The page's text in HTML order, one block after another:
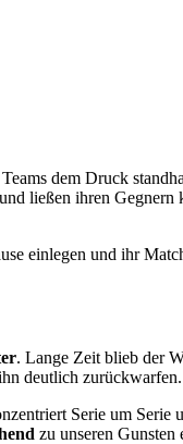
dem Druck
ließen ihren
einlegen und ihr
. Lange Zeit blieb der
deutlich zurückwarfen.
Serie um Serie
zu unseren Gunsten